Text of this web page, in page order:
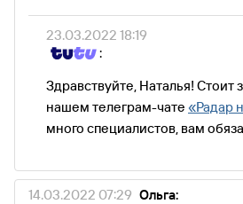
23.03.2022 18:19
:
Здравствуйте, Наталья! Стоит
нашем телеграм-чате «Радар
много специалистов, вам
14.03.2022 07:29 Ольга: